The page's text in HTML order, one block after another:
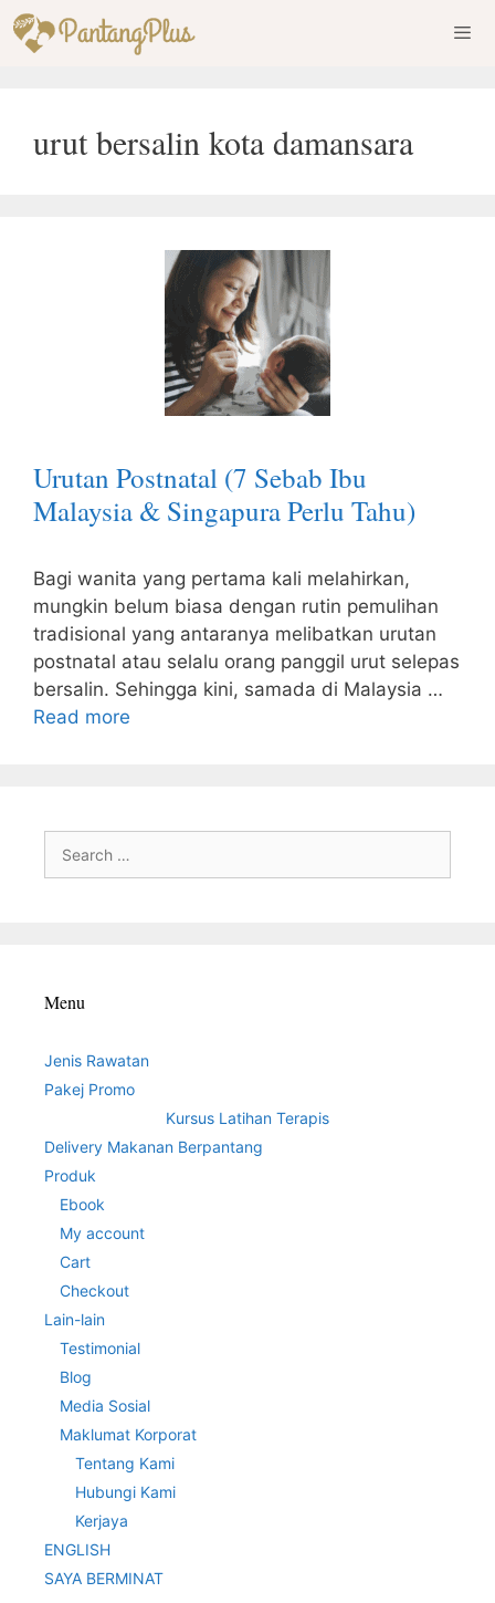
Skip
to
urut bersalin kota damansara
Urutan Postnatal (7 Sebab Ibu
Malaysia & Singapura Perlu Tahu)
Bagi wanita yang pertama kali melahirkan,
mungkin belum biasa dengan rutin pemulihan
tradisional yang antaranya melibatkan urutan
postnatal atau selalu orang panggil urut selepas
bersalin. Sehingga kini, samada di Malaysia …
Read more
for:
Menu
Jenis Rawatan
Pakej Promo
Kursus Latihan Terapis
Delivery Makanan Berpantang
Produk
Ebook
My account
Cart
Checkout
Lain-lain
Testimonial
Blog
Media Sosial
Maklumat Korporat
Tentang Kami
Hubungi Kami
Kerjaya
ENGLISH
SAYA BERMINAT